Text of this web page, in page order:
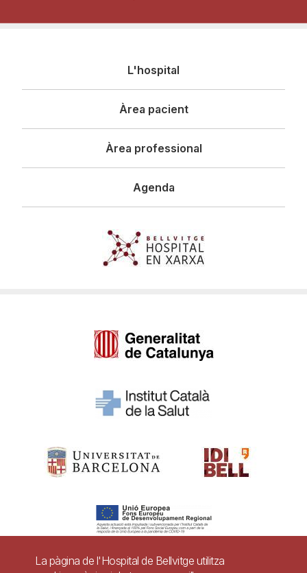
L'hospital
Àrea pacient
Àrea professional
Agenda
La pàgina de l'Hospital de Bellvitge utilitza